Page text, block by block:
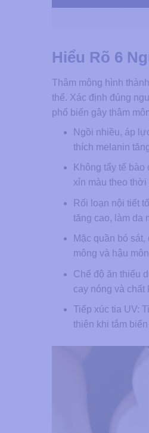
Hiểu Rõ 6
Thâm mông hình
thể. Xác định đúng
phổ biến gây thâm
Ngồi nhiều, áp
thích melanin
Không tẩy tế
xỉn màu theo thời
Rối loạn nội tiết
tăng cao, làm da
Mặc quần bó
mông và hậu
Chế độ ăn thiếu
cay nóng và chất
Tiếp xúc tia UV:
thiên khi tắm